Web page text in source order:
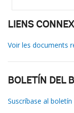
LIENS
Voir les documents
BOLETÍN DEL
Suscríbase al